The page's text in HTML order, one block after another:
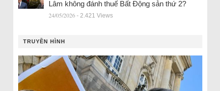
Lâm không đánh thuế Bất Động sản thứ 2?
24/05/2026 - 2.421 Views
TRUYỀN HÌNH